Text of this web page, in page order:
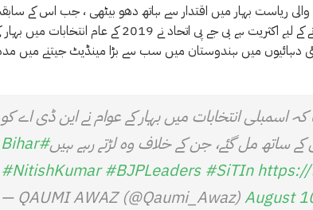
ریاست بہار میں اقتدار سے ہاتھ دھو بیٹھی ، جب اس کے
اتحادی اس اپوزیشن اتحاد میں شامل ہونے لگے جس کے پاس اب اگلی حکومت بنانے کے لیے اکثریت ہے بی جے پی اتحاد نے 2019 کے عام
جس سے مودی کو کئی دہائیوں میں ہندوستان میں سب سے بڑا مینڈیٹ جیتنے میں
اسمبلی انتخابات میں بہار کے عوام نے این ڈی اے کو
ساتھ مل گئے، جن کے خلاف وہ لڑتے رہے ہیں#Bihar
#NitishKumar #BJPLeaders #SiTIn
— QAUMI AWAZ (@Qaumi_Awaz)August